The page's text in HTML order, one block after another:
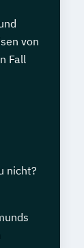
von
Fall
nicht?